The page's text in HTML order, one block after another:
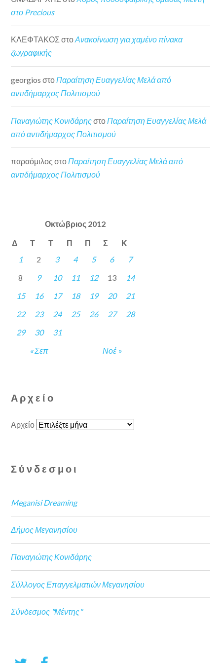
στο Precious
ΚΛΕΦΤΑΚΟΣ στοΑνακοίνωση για χαμένο πίνακα
ζωγραφικής
georgios στοΠαραίτηση Ευαγγελίας Μελά από
αντιδήμαρχος Πολιτισμού
Παναγιώτης Κονιδάρηςστο Παραίτηση Ευαγγελίας Μελά
από αντιδήμαρχος Πολιτισμού
παραόμιλος στοΠαραίτηση Ευαγγελίας Μελά από
αντιδήμαρχος Πολιτισμού
Οκτώβριος 2012
Δ Τ Τ Π Π Σ Κ
« Σεπ Νοέ »
1 2 3 4 5 6
7
8
9 10 11 12 13
14
15
16 17 18 19 20
21
22
23 24 25 26 27
28
29
30 31
Αρχείο
Αρχείο
Σύνδεσμοι
Meganisi Dreaming
Δήμος Μεγανησίου
Παναγιώτης Κονιδάρης
Σύλλογος Επαγγελματιών Μεγανησίου
Σύνδεσμος "Μέντης"